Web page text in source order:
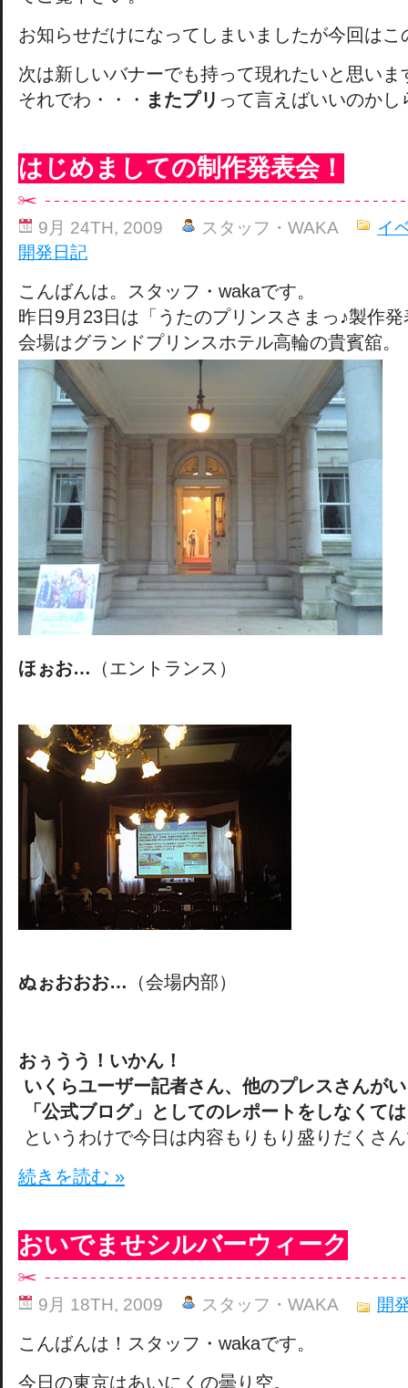
お知らせだけになってしまいましたが今回はこ
次は新しいバナーでも持って現れたいと思いま
それでわ・・・ またプリ って言えばいいのかし
はじめましての制作発表会！
9月 24TH, 2009 スタッフ・WAKA
イ
開発日記
こんばんは。スタッフ・wakaです。
昨日9月23日は「うたのプリンスさまっ♪製作
会場はグランドプリンスホテル高輪の貴賓舘。
ほぉお… （エントランス）
ぬぉおおお… （会場内部）
おぅうう！いかん！
いくらユーザー記者さん、他のプレスさんが
「公式ブログ」としてのレポートをしなくて
というわけで今日は内容もりもり盛りだくさ
続きを読む »
おいでませシルバーウィーク
9月 18TH, 2009 スタッフ・WAKA 開
こんばんは！スタッフ・wakaです。
今日の東京はあいにくの曇り空。